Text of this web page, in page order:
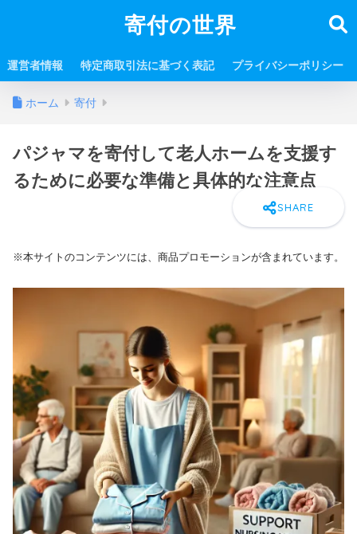
寄付の世界
運営者情報 特定商取引法に基づく表記 プライバシーポリシー
ホーム 寄付
パジャマを寄付して老人ホームを支援す
るために必要な準備と具体的な注意点
※本サイトのコンテンツには、商品プロモーションが含まれています。